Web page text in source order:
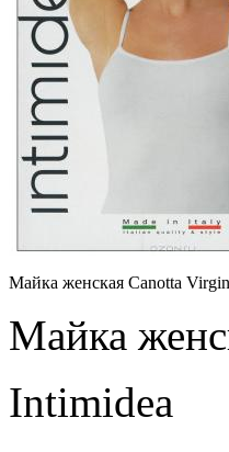
Майка женская Canotta
Майка
Intimidea